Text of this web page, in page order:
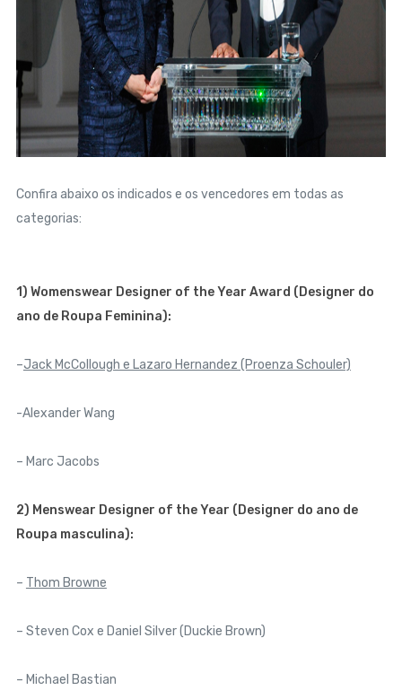
Confira abaixo os indicados e os vencedores em todas as
categorias:
1) Womenswear Designer of the Year Award (Designer do
ano de Roupa Feminina):
–Jack McCollough e Lazaro Hernandez (Proenza Schouler)
-Alexander Wang
– Marc Jacobs
2) Menswear Designer of the Year (Designer do ano de
Roupa masculina):
– Thom Browne
– Steven Cox e Daniel Silver (Duckie Brown)
– Michael Bastian